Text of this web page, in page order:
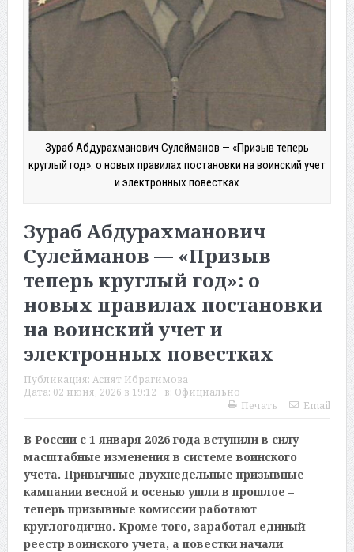
Зураб Абдурахманович Сулейманов — «Призыв теперь
круглый год»: о новых правилах постановки на воинский учет
и электронных повестках
Зураб Абдурахманович
Сулейманов — «Призыв
теперь круглый год»: о
новых правилах постановки
на воинский учет и
электронных повестках
Публикация: Асият Ибрагимова
Дата: 02 июня, 2026 в 19:12 в: Официально
Печать
Email
В России с 1 января 2026 года вступили в силу
масштабные изменения в системе воинского
учета. Привычные двухнедельные призывные
кампании весной и осенью ушли в прошлое –
теперь призывные комиссии работают
круглогодично. Кроме того, заработал единый
реестр воинского учета, а повестки начали